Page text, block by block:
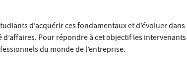
d’acquérir ces fondamentaux et d’évoluer
Pour répondre à cet objectif les
du monde de l’entreprise.